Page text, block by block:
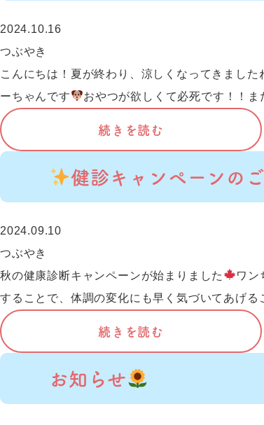
2024.10.16
つぶやき
こんにちは！夏が終わり、涼しくなってきました
ーちゃんです
おやつが欲しくて必死です！！ま
続きを読む
健診キャンペーンの
2024.09.10
つぶやき
秋の健康診断キャンペーンが始まりました
ワン
することで、体調の変化にも早く気づいてあげ
続きを読む
お知らせ